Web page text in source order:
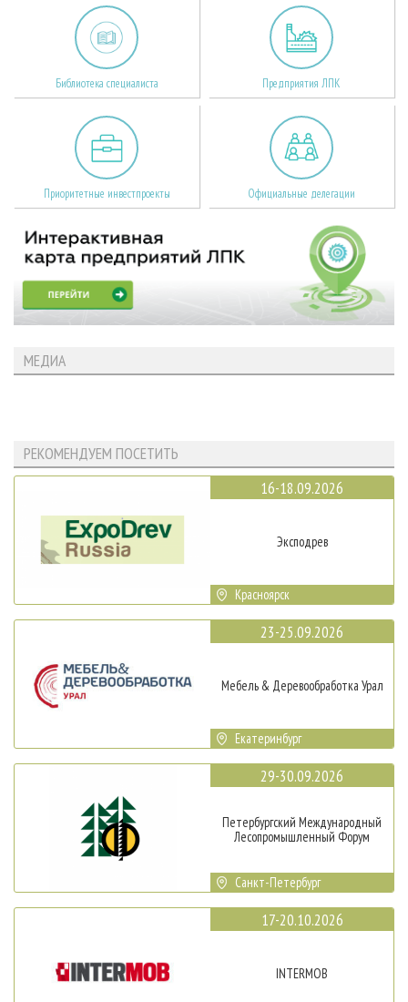
Библиотека специалиста Предприятия ЛПК
Приоритетные инвестпроекты Официальные делегации
МЕДИА
РЕКОМЕНДУЕМ ПОСЕТИТЬ
16-18.09.2026
Эксподрев
Красноярск
23-25.09.2026
Мебель & Деревообработка Урал
Екатеринбург
29-30.09.2026
Петербургский Международный
Лесопромышленный Форум
Санкт-Петербург
17-20.10.2026
INTERMOB